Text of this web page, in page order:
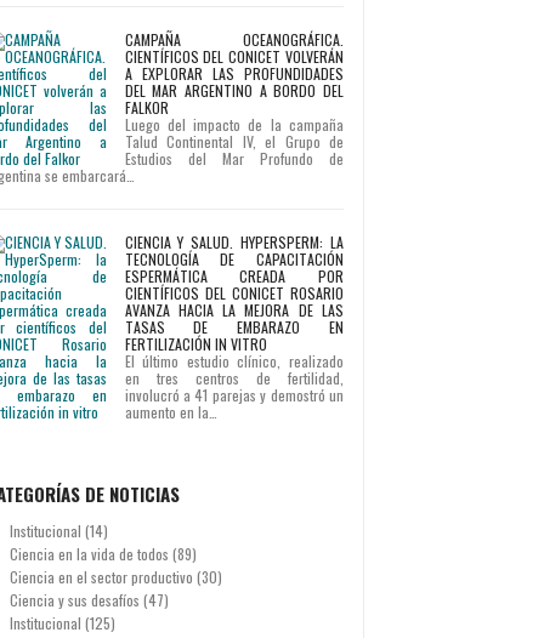
CAMPAÑA OCEANOGRÁFICA.
CIENTÍFICOS DEL CONICET VOLVERÁN
A EXPLORAR LAS PROFUNDIDADES
DEL MAR ARGENTINO A BORDO DEL
FALKOR
Luego del impacto de la campaña
Talud Continental IV, el Grupo de
Estudios del Mar Profundo de
se embarcará…
CIENCIA Y SALUD. HYPERSPERM: LA
TECNOLOGÍA DE CAPACITACIÓN
ESPERMÁTICA CREADA POR
CIENTÍFICOS DEL CONICET ROSARIO
AVANZA HACIA LA MEJORA DE LAS
TASAS DE EMBARAZO EN
FERTILIZACIÓN IN VITRO
El último estudio clínico, realizado
en tres centros de fertilidad,
involucró a 41 parejas y demostró un
aumento en la…
DE NOTICIAS
Institucional (14)
Ciencia en la vida de todos (89)
Ciencia en el sector productivo (30)
Ciencia y sus desafíos (47)
Institucional (125)